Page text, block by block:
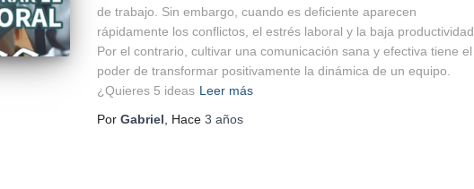
de trabajo. Sin embargo, cuando es deficiente aparecen
rápidamente los conflictos, el estrés laboral y la baja productividad.
Por el contrario, cultivar una comunicación sana y efectiva tiene el
poder de transformar positivamente la dinámica de un equipo.
¿Quieres 5 ideas Leer más
Por Gabriel , Hace 3 años